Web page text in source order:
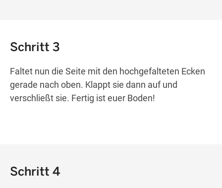
Schritt 3
Faltet nun die Seite mit den hochgefalteten Ecken
gerade nach oben. Klappt sie dann auf und
verschließt sie. Fertig ist euer Boden!
Schritt 4